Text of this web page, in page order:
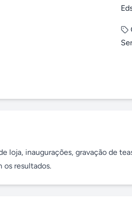
loja, inaugurações, gravação de
os resultados.